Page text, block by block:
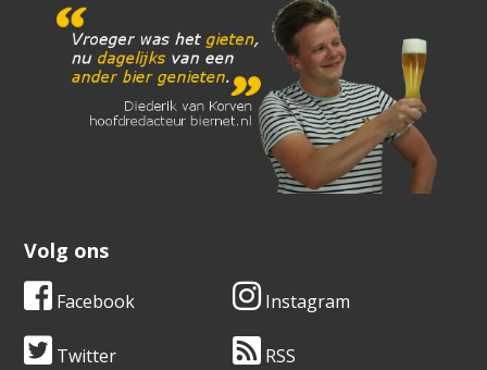
Volg ons
Facebook Instagram
Twitter RSS